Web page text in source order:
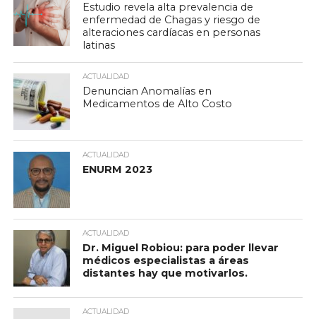
Estudio revela alta prevalencia de
enfermedad de Chagas y riesgo de
alteraciones cardíacas en personas
latinas
ACTUALIDAD
Denuncian Anomalías en
Medicamentos de Alto Costo
ACTUALIDAD
ENURM 2023
ACTUALIDAD
Dr. Miguel Robiou: para poder llevar
médicos especialistas a áreas
distantes hay que motivarlos.
ACTUALIDAD